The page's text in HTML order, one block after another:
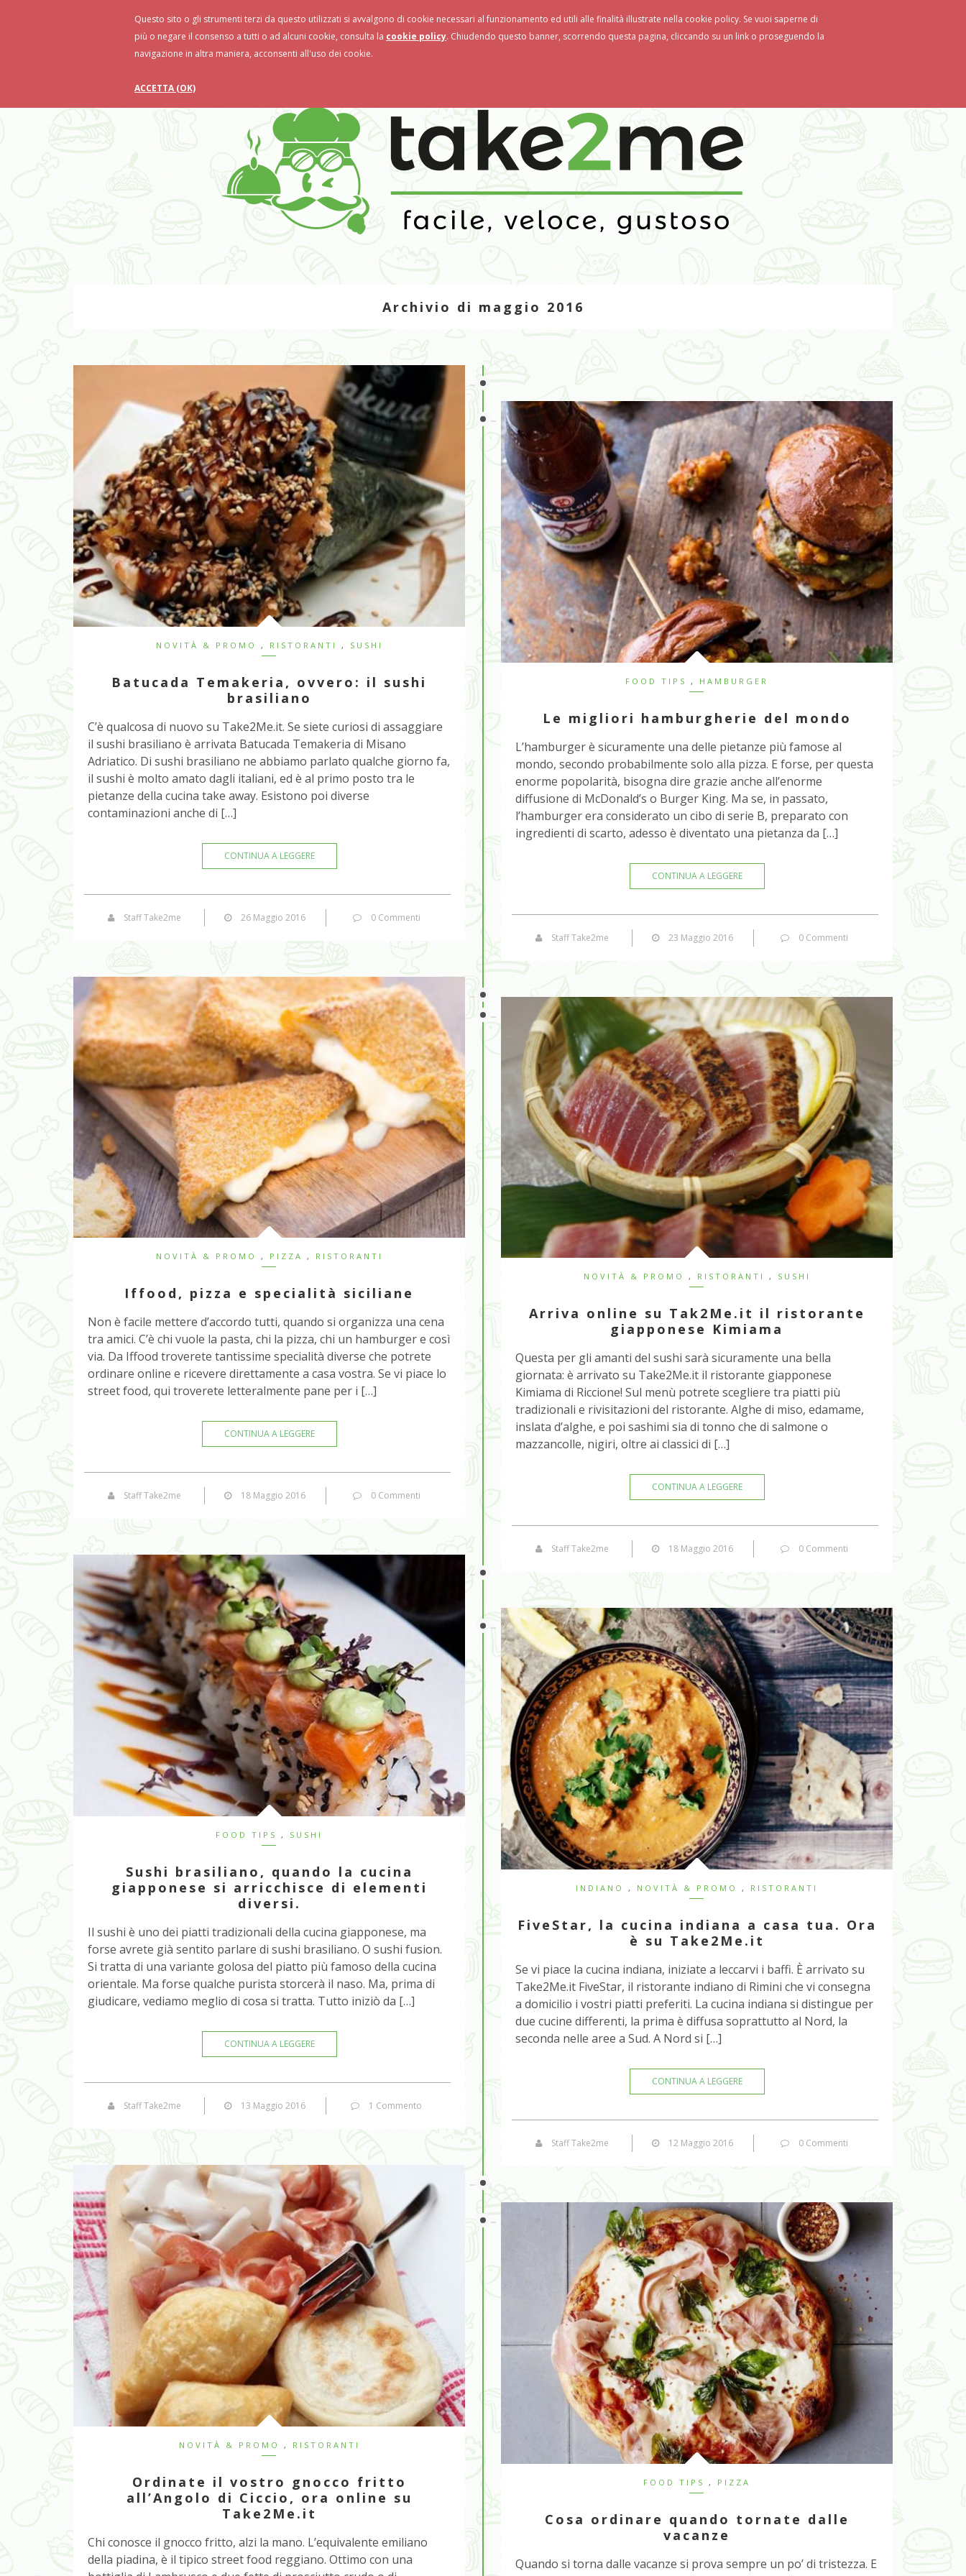
Ricette Food Tips Ristoranti Novità & Promo
Archivio di maggio 2016
NOVITÀ & PROMO , RISTORANTI , SUSHI
Batucada Temakeria, ovvero: il sushi
brasiliano
C’è qualcosa di nuovo su Take2Me.it. Se siete curiosi di assaggiare
il sushi brasiliano è arrivata Batucada Temakeria di Misano
Adriatico. Di sushi brasiliano ne abbiamo parlato qualche giorno fa,
il sushi è molto amato dagli italiani, ed è al primo posto tra le
pietanze della cucina take away. Esistono poi diverse
contaminazioni anche di […]
CONTINUA A LEGGERE
Staff Take2me 26 Maggio 2016 0 Commenti
FOOD TIPS , HAMBURGER
Le migliori hamburgherie del mondo
L’hamburger è sicuramente una delle pietanze più famose al
mondo, secondo probabilmente solo alla pizza. E forse, per questa
enorme popolarità, bisogna dire grazie anche all’enorme
diffusione di McDonald’s o Burger King. Ma se, in passato,
l’hamburger era considerato un cibo di serie B, preparato con
ingredienti di scarto, adesso è diventato una pietanza da […]
CONTINUA A LEGGERE
Staff Take2me 23 Maggio 2016 0 Commenti
NOVITÀ & PROMO , PIZZA , RISTORANTI
Iffood, pizza e specialità siciliane
Non è facile mettere d’accordo tutti, quando si organizza una cena
tra amici. C’è chi vuole la pasta, chi la pizza, chi un hamburger e così
via. Da Iffood troverete tantissime specialità diverse che potrete
ordinare online e ricevere direttamente a casa vostra. Se vi piace lo
street food, qui troverete letteralmente pane per i […]
CONTINUA A LEGGERE
Staff Take2me 18 Maggio 2016 0 Commenti
NOVITÀ & PROMO , RISTORANTI , SUSHI
Arriva online su Tak2Me.it il ristorante
giapponese Kimiama
Questa per gli amanti del sushi sarà sicuramente una bella
giornata: è arrivato su Take2Me.it il ristorante giapponese
Kimiama di Riccione! Sul menù potrete scegliere tra piatti più
tradizionali e rivisitazioni del ristorante. Alghe di miso, edamame,
inslata d’alghe, e poi sashimi sia di tonno che di salmone o
mazzancolle, nigiri, oltre ai classici di […]
CONTINUA A LEGGERE
Staff Take2me 18 Maggio 2016 0 Commenti
FOOD TIPS , SUSHI
Sushi brasiliano, quando la cucina
giapponese si arricchisce di elementi
diversi.
Il sushi è uno dei piatti tradizionali della cucina giapponese, ma
forse avrete già sentito parlare di sushi brasiliano. O sushi fusion.
Si tratta di una variante golosa del piatto più famoso della cucina
orientale. Ma forse qualche purista storcerà il naso. Ma, prima di
giudicare, vediamo meglio di cosa si tratta. Tutto iniziò da […]
CONTINUA A LEGGERE
Staff Take2me 13 Maggio 2016 1 Commento
INDIANO , NOVITÀ & PROMO , RISTORANTI
FiveStar, la cucina indiana a casa tua. Ora
è su Take2Me.it
Se vi piace la cucina indiana, iniziate a leccarvi i baffi. È arrivato su
Take2Me.it FiveStar, il ristorante indiano di Rimini che vi consegna
a domicilio i vostri piatti preferiti. La cucina indiana si distingue per
due cucine differenti, la prima è diffusa soprattutto al Nord, la
seconda nelle aree a Sud. A Nord si […]
CONTINUA A LEGGERE
Staff Take2me 12 Maggio 2016 0 Commenti
NOVITÀ & PROMO , RISTORANTI
Ordinate il vostro gnocco fritto
all’Angolo di Ciccio, ora online su
Take2Me.it
Chi conosce il gnocco fritto, alzi la mano. L’equivalente emiliano
della piadina, è il tipico street food reggiano. Ottimo con una
FOOD TIPS , PIZZA
Cosa ordinare quando tornate dalle
vacanze
Quando si torna dalle vacanze si prova sempre un po’ di tristezza. E
Questo sito o gli strumenti terzi da questo utilizzati si avvalgono di cookie necessari al funzionamento ed utili alle finalità illustrate nella cookie policy. Se vuoi saperne di
più o negare il consenso a tutti o ad alcuni cookie, consulta la cookie policy. Chiudendo questo banner, scorrendo questa pagina, cliccando su un link o proseguendo la
navigazione in altra maniera, acconsenti all'uso dei cookie.
ACCETTA (OK)